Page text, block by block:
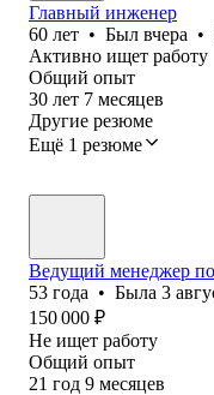
Главный инженер
60 лет • Был вчера •
Активно ищет работу
Общий опыт
30 лет 7 месяцев
Другие резюме
Ещё 1 резюме
Ведущий менеджер
53 года • Была 3
150 000 ₽
Не ищет работу
Общий опыт
21 год 9 месяцев